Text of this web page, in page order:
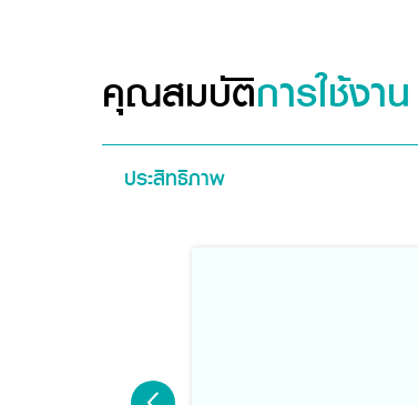
คุณสมบัติการใช้งาน
ประสิทธิภาพ